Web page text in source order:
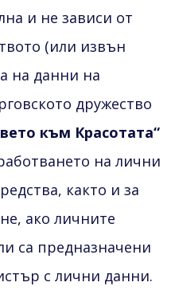
и не зависи от
(или извън
на данни на
дружество
към Красотата“
на лични
както и за
ако личните
са предназначени
с лични данни.